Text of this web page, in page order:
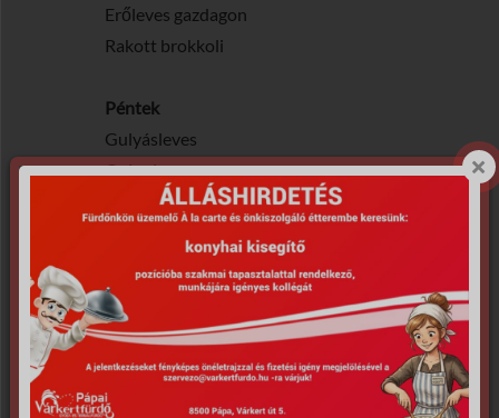
Erőleves gazdagon
Rakott brokkoli
Péntek
Gulyásleves
Császármorzsa
Menü ára: 1990 Ft
Hétfő – Péntek 11-14 óra
2025.10.27. – 10.31.
Hétfő
Sertés raguleves
Csirke gyros friss salátával és